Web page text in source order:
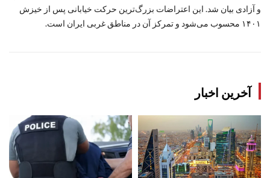
و آزادی بیان شد. این اعتراضات بزرگ‌ترین حرکت خیابانی پس از خیزش
۱۴۰۱ محسوب می‌شود و تمرکز آن در مناطق غربی ایران است.
آخرین اخبار